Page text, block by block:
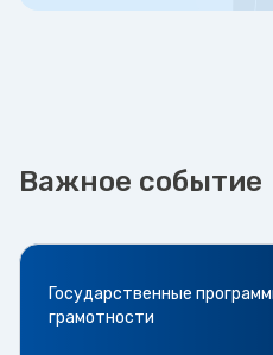
Важное событие
Государственные
грамотности